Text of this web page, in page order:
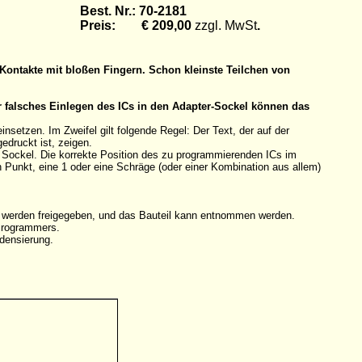
Best. Nr.: 70-2181
Preis: € 209,00 zzgl. MwSt.
mit bloßen Fingern. Schon kleinste Teilchen von
Einlegen des ICs in den Adapter-Sockel können das
Im Zweifel gilt folgende Regel: Der Text, der auf der
ist, zeigen.
Die korrekte Position des zu programmierenden ICs im
eine 1 oder eine Schräge (oder einer Kombination aus allem)
freigegeben, und das Bauteil kann entnommen werden.